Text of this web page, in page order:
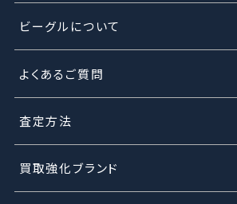
ビーグルについて
よくあるご質問
査定方法
買取強化ブランド